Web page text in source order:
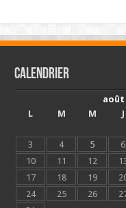
Calendrier
août
L
M M J
3
4 5 6
10
11 12
17
18 19
24
25 26